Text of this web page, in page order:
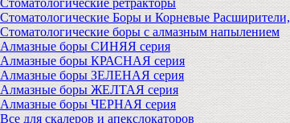
Стоматологические ретракторы
Стоматологические Боры и Корневые
Стоматологические боры с алмазным напылением
Алмазные боры СИНЯЯ серия
Алмазные боры КРАСНАЯ серия
Алмазные боры ЗЕЛЕНАЯ серия
Алмазные боры ЖЕЛТАЯ серия
Алмазные боры ЧЕРНАЯ серия
Все для скалеров и апекслокаторов